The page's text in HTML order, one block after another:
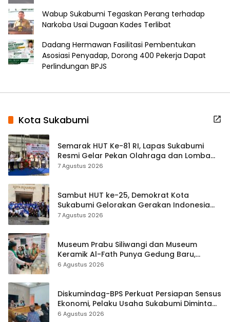
Wabup Sukabumi Tegaskan Perang terhadap
Narkoba Usai Dugaan Kades Terlibat
Dadang Hermawan Fasilitasi Pembentukan
Asosiasi Penyadap, Dorong 400 Pekerja Dapat
Perlindungan BPJS
Kota Sukabumi
Semarak HUT Ke-81 RI, Lapas Sukabumi
Resmi Gelar Pekan Olahraga dan Lomba
Tradisional
7 Agustus 2026
Sambut HUT ke-25, Demokrat Kota
Sukabumi Gelorakan Gerakan Indonesia
ASRI Lewat Aksi Bersih Masjid Agung
7 Agustus 2026
Museum Prabu Siliwangi dan Museum
Keramik Al-Fath Punya Gedung Baru,
Hampir 500 Koleksi Dipisahkan
6 Agustus 2026
Diskumindag-BPS Perkuat Persiapan Sensus
Ekonomi, Pelaku Usaha Sukabumi Diminta
Terbuka Beri Data
6 Agustus 2026